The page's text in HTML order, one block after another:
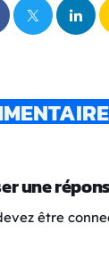
une
être